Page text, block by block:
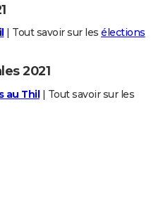
| Tout savoir sur les élections
2021
au Thil| Tout savoir sur les